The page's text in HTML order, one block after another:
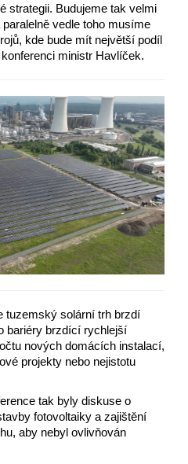
strategii. Budujeme tak velmi
vedle toho musíme
kde bude mít největší podíl
ministr Havlíček.
tuzemský solární trh brzdí
bariéry brzdící rychlejší
nových domácích instalací,
projekty nebo nejistotu
tak byly diskuse o
fotovoltaiky a zajištění
aby nebyl ovlivňován